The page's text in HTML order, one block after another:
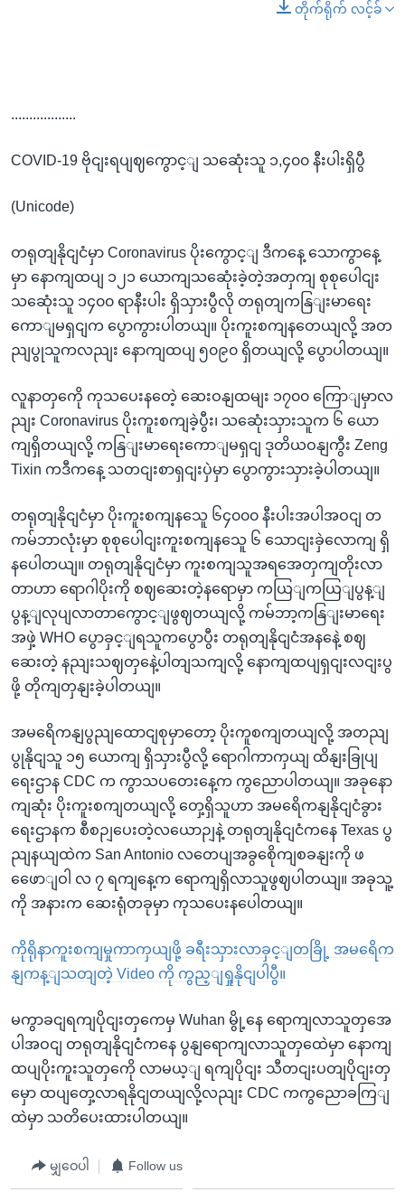
တိုက်ရိုက် လင့်ခ်
..................
COVID-19 ဗိုငျးရပျဈကွောင့ျ သဆေုံးသူ ၁,၄၀၀ နီးပါးရှိပွီ
(Unicode)
တရုတျနိုငျငံမှာ Coronavirus ပိုးကွောင့ျ ဒီကနေ့ သောကွာနေ့
မှာ နောကျထပျ ၁၂၁ ယောကျသဆေုံးခဲ့တဲ့အတှကျ စုစုပေါငျး
သဆေုံးသူ ၁၄၀၀ ရာနီးပါး ရှိသှားပွီလို တရုတျကနြျးမာရေး
ကောျမရှငျက ပွောကွားပါတယျ။ ပိုးကူးစကျနတေယျလို့ အတ
ညျပွုသူကလညျး နောကျထပျ ၅၀၉၀ ရှိတယျလို့ ပွောပါတယျ။
လူနာတှကေို ကုသပေးနတေဲ့ ဆေးဝနျထမျး ၁၇၀၀ ကြောျမှာလ
ညျး Coronavirus ပိုးကူးစကျခဲ့ပွီး၊ သဆေုံးသှားသူက ၆ ယော
ကျရှိတယျလို့ ကနြျးမာရေးကောျမရှငျ ဒုတိယဝနျကွီး Zeng
Tixin ကဒီကနေ့ သတငျးစာရှငျးပှဲမှာ ပွောကွားသှားခဲ့ပါတယျ။
တရုတျနိုငျငံမှာ ပိုးကူးစကျနသေူ ၆၄၀၀၀ နီးပါးအပါအဝငျ တ
ကမ်ဘာလုံးမှာ စုစုပေါငျးကူးစကျနသေူ ၆ သောငျးခှဲလောကျ ရှိ
နပေါတယျ။ တရုတျနိုငျငံမှာ ကူးစကျသူအရအေတှကျတိုးလာ
တာဟာ ရောဂါပိုးကို စဈဆေးတဲ့နရောမှာ ကယြျကယြျပွန့ျ
ပွန့ျလုပျလာတာကွောင့ျဖွဈတယျလို့ ကမ်ဘာ့ကနြျးမာရေး
အဖှဲ့ WHO ပွောခှင့ျရသူကပွောပွီး တရုတျနိုငျငံအနနေဲ့ စဈ
ဆေးတဲ့ နညျးသဈတှနေဲ့ပါတျသကျလို့ နောကျထပျရှငျးလငျးပွ
ဖို့ တိုကျတှနျးခဲ့ပါတယျ။
အမရေိကနျပွညျထောငျစုမှာတော့ ပိုးကူစကျတယျလို့ အတညျ
ပွုနိုငျသူ ၁၅ ယောကျ ရှိသှားပွီလို့ ရောဂါကာကှယျ ထိနျးခြုပျ
ရေးဌာန CDC က ကွာသပတေးနေ့က ကွညောပါတယျ။ အခုနော
ကျဆုံး ပိုးကူးစကျတယျလို့ တှေ့ရှိသူဟာ အမရေိကနျနိုငျငံခွား
ရေးဌာနက စီစဉျပေးတဲ့လယောဉျနဲ့ တရုတျနိုငျငံကနေ Texas ပွ
ညျနယျထဲက San Antonio လတေပျအခွစေိုကျစခနျးကို ဖ
ဖေောျဝါ လ ၇ ရကျနေ့က ရောကျရှိလာသူဖွဈပါတယျ။ အခုသူ့
ကို အနားက ဆေးရုံတခုမှာ ကုသပေးနပေါတယျ။
ကိုရိုနာကူးစကျမှုကာကှယျဖို့ ခရီးသှားလာခှင့ျတခြို့ အမရေိက
နျကန့ျသတျတဲ့ Video ကို ကွည့ျရှုနိုငျပါပွီ။
မကွာခငျရကျပိုငျးတှကေမှ Wuhan မွို့နေ ရောကျလာသူတှအေ
ပါအဝငျ တရုတျနိုငျငံကနေ ပွနျရောကျလာသူတှထေဲမှာ နောကျ
ထပျပိုးကူးသူတှကေို လာမယ့ျ ရကျပိုငျး သီတငျးပတျပိုငျးတှ
မှော ထပျတှေ့လာရနိုငျတယျလို့လညျး CDC ကကွညောခကြျ
ထဲမှာ သတိပေးထားပါတယျ။
မျှဝေပါ Follow us